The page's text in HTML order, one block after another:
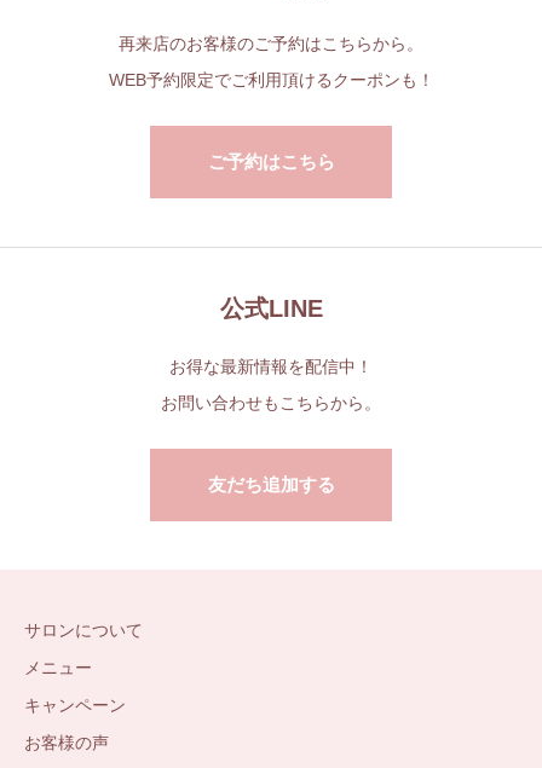
再来店のお客様のご予約はこちらから。
WEB予約限定でご利用頂けるクーポンも！
ご予約はこちら
公式LINE
お得な最新情報を配信中！
お問い合わせもこちらから。
友だち追加する
サロンについて
メニュー
キャンペーン
お客様の声